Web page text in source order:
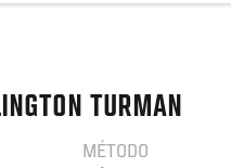
TURMAN
MÉTODO